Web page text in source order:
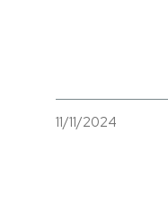
11/11/2024